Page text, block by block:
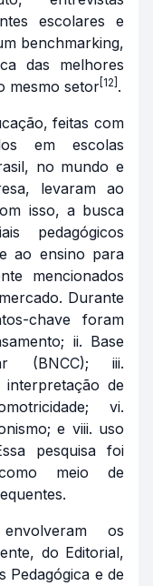
escolares e
benchmarking,
das melhores
mesmo setor [12] .
feitas com
em escolas
no mundo e
levaram ao
isso, a busca
pedagógicos
ao ensino para
mencionados
Durante
chave foram
ii. Base
(BNCC); iii.
interpretação de
vi.
e viii. uso
pesquisa foi
como meio de
os
do Editorial,
Pedagógica e de